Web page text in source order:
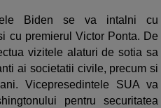
Biden se va intalni cu
cu premierul Victor Ponta. De
vizitele alaturi de sotia sa
ai societatii civile, precum si
Vicepresedintele SUA va
pentru securitatea